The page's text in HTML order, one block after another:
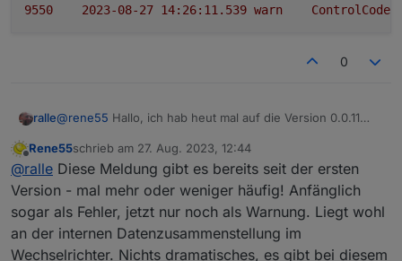
warn ControlCode
0
ralle@rene55 Hallo, ich hab heut mal auf die Version 0.0.11
Fehlermeldung.
deyeidc.0
9543	2023-08-27 14:27:10.093	warn
deyeidc.1
Offline
Rene55schrieb am 27. Aug. 2023, 12:44
zuletzt editiert von
@ralle Diese Meldung gibt es bereits seit der ersten
Version - mal mehr oder weniger häufig! Anfänglich
sogar als Fehler, jetzt nur noch als Warnung. Liegt wohl
an der internen Datenzusammenstellung im
Wechselrichter. Nichts dramatisches, es gibt bei diesem